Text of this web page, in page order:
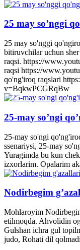
25 may so’nggi
25 may so'nggi
bitiruvchilar uchun
raqsi. https://
raqsi https://
qo'ng'iroq raqslari
v=BqkwPCGRqBw
25-may so’ngi
25-may so'ngi
ssenariysi, 25-may
Yuragimda bu kun
izxorlarim. Opalarim
Nodirbegim
Mohlaroyim
etilmoqda. Ahvolidin
Gulshan ichra gul
judo, Rohati dil